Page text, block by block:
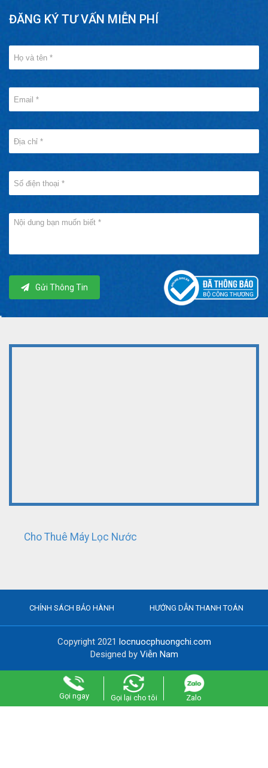
ĐĂNG KÝ TƯ VẤN MIỄN PHÍ
Gửi Thông Tin
Cho Thuê Máy Lọc Nước
CHÍNH SÁCH BẢO HÀNH HƯỚNG DẪN THANH TOÁN
Copyright 2021 locnuocphuongchi.com
Designed by Viễn Nam
Gọi ngay Gọi lại cho tôi Zalo